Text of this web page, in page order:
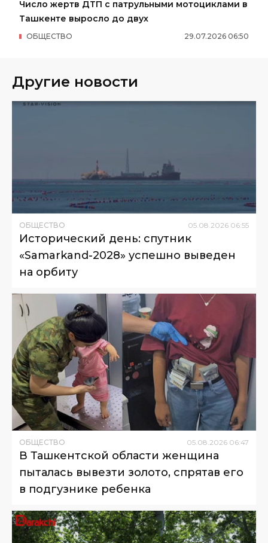
Число жертв ДТП с патрульными мотоциклами в
Ташкенте выросло до двух
29.07.2026 06:50
ОБЩЕСТВО
Другие новости
ОБЩЕСТВО 05 08 2026 06:55
Исторический день: спутник
«Samarkand-2028» успешно выведен
на орбиту
ОБЩЕСТВО 05.08.2026 06:47
В Ташкентской области женщина
пыталась вывезти золото, спрятав его
в подгузнике ребенка